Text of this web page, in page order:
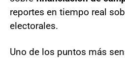
reportes en tiempo real
electorales.
Uno de los puntos más